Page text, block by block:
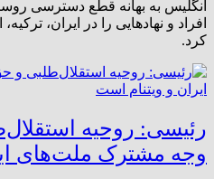
انگلیس به بهانه قطع دسترسی
افراد و نهادهایی را در ایران،
کرد.
رئیسی: روحیه
وجه مشترک ملت‌های